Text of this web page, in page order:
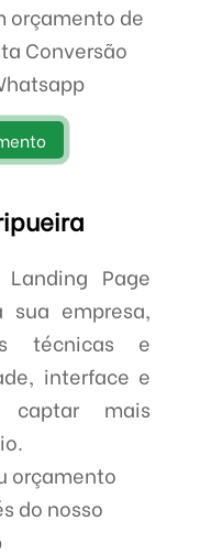
orçamento de
Conversão
Page
sua empresa,
técnicas e
interface e
captar mais
orçamento
do nosso